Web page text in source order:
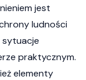
jest
ludności
praktycznym.
elementy